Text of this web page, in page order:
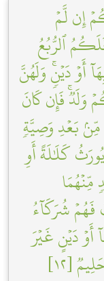
إِن لَّمۡ
ٱلرُّبُعُ
أَوۡ دَيۡنٖۚ وَلَهُنَّ
وَلَدٞۚ فَإِن كَانَ
مِّنۢ بَعۡدِ وَصِيَّةٖ
كَلَٰلَةً أَوِ
شُرَكَآءُ
أَوۡ دَيۡنٍ غَيۡرَ
[١٢]